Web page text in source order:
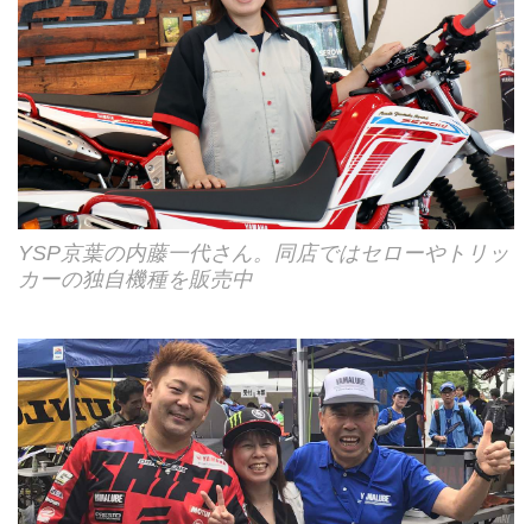
YSP京葉の内藤一代さん。同店ではセローやトリッ
カーの独自機種を販売中